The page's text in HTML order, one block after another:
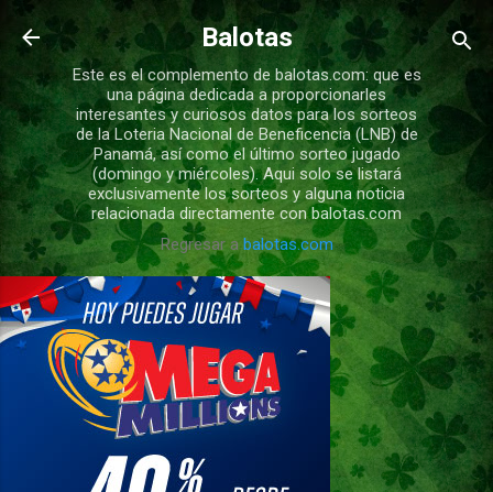
Ir al contenido principal
Balotas
Este es el complemento de balotas.com: que es
una página dedicada a proporcionarles
interesantes y curiosos datos para los sorteos
de la Loteria Nacional de Beneficencia (LNB) de
Panamá, así como el último sorteo jugado
(domingo y miércoles). Aqui solo se listará
exclusivamente los sorteos y alguna noticia
relacionada directamente con balotas.com
Regresar a balotas.com